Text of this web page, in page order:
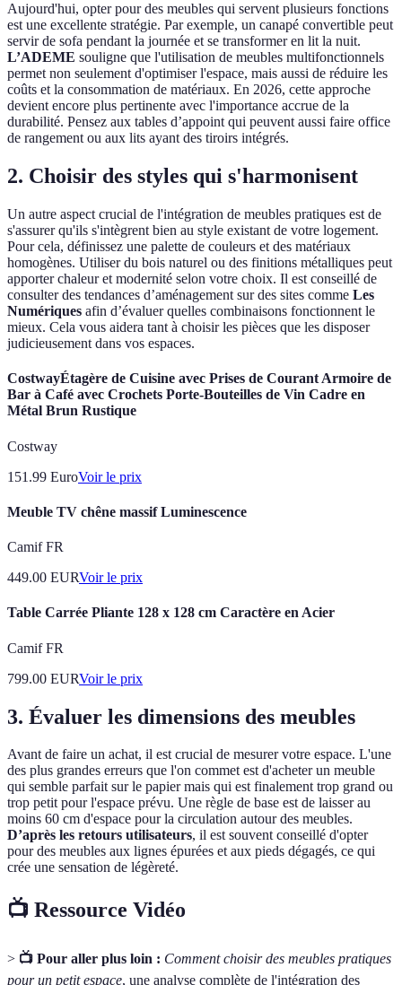
Aujourd'hui, opter pour des meubles qui servent plusieurs fonctions
est une excellente stratégie. Par exemple, un canapé convertible peut
servir de sofa pendant la journée et se transformer en lit la nuit.
L’ADEME souligne que l'utilisation de meubles multifonctionnels
permet non seulement d'optimiser l'espace, mais aussi de réduire les
coûts et la consommation de matériaux. En 2026, cette approche
devient encore plus pertinente avec l'importance accrue de la
durabilité. Pensez aux tables d’appoint qui peuvent aussi faire office
de rangement ou aux lits ayant des tiroirs intégrés.
2. Choisir des styles qui s'harmonisent
Un autre aspect crucial de l'intégration de meubles pratiques est de
s'assurer qu'ils s'intègrent bien au style existant de votre logement.
Pour cela, définissez une palette de couleurs et des matériaux
homogènes. Utiliser du bois naturel ou des finitions métalliques peut
apporter chaleur et modernité selon votre choix. Il est conseillé de
consulter des tendances d’aménagement sur des sites comme Les
Numériques afin d’évaluer quelles combinaisons fonctionnent le
mieux. Cela vous aidera tant à choisir les pièces que les disposer
judicieusement dans vos espaces.
CostwayÉtagère de Cuisine avec Prises de Courant Armoire de
Bar à Café avec Crochets Porte-Bouteilles de Vin Cadre en
Métal Brun Rustique
Costway
151.99 EuroVoir le prix
Meuble TV chêne massif Luminescence
Camif FR
449.00 EURVoir le prix
Table Carrée Pliante 128 x 128 cm Caractère en Acier
Camif FR
799.00 EURVoir le prix
3. Évaluer les dimensions des meubles
Avant de faire un achat, il est crucial de mesurer votre espace. L'une
des plus grandes erreurs que l'on commet est d'acheter un meuble
qui semble parfait sur le papier mais qui est finalement trop grand ou
trop petit pour l'espace prévu. Une règle de base est de laisser au
moins 60 cm d'espace pour la circulation autour des meubles.
D’après les retours utilisateurs, il est souvent conseillé d'opter
pour des meubles aux lignes épurées et aux pieds dégagés, ce qui
crée une sensation de légèreté.
📺 Ressource Vidéo
> 📺 Pour aller plus loin : Comment choisir des meubles pratiques
pour un petit espace, une analyse complète de l'intégration des